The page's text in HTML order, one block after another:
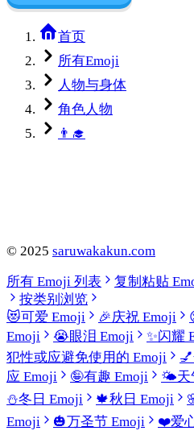
首页
所有Emoji
人物与身体
角色人物
👨‍🎓
© 2025 saruwakakun.com
所有 Emoji 列表
复制粘贴
按类别浏览
😻可爱 Emoji 🎉庆祝 Emoji
Emoji
😭眼泪 Emoji ✨闪耀
犯性或应避免使用的 Emoji
💅
应 Emoji
🤪有趣 Emoji 🌤️天
⛄冬日 Emoji 🍁秋日 Emoji
Emoji
🎃万圣节 Emoji ❤️爱